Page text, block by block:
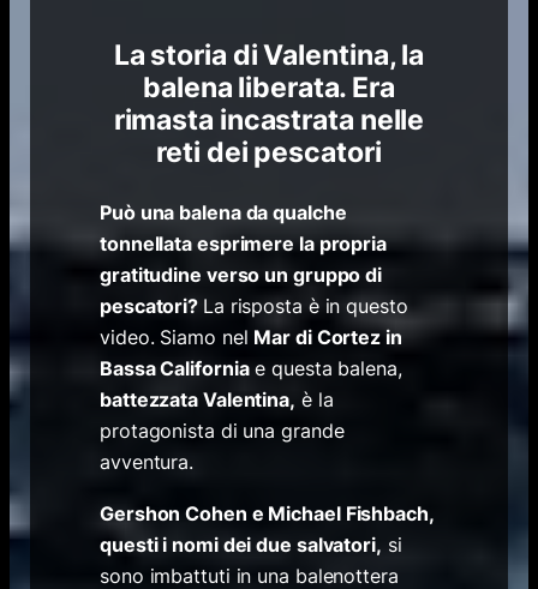
La storia di Valentina, la
balena liberata. Era
rimasta incastrata nelle
reti dei pescatori
Può una balena da qualche
tonnellata esprimere la propria
gratitudine verso un gruppo di
pescatori? La risposta è in questo
video. Siamo nel Mar di Cortez in
Bassa Californiae questa balena,
battezzata Valentina, è la
protagonista di una grande
avventura.
Gershon Cohen e Michael Fishbach,
questi i nomi dei due salvatori, si
sono imbattuti in una balenottera